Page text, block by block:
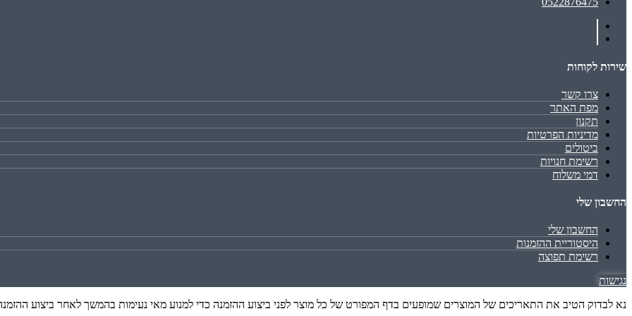
שירות לקוחות
צרו קשר
מפת האתר
תקנון
מדיניות הפרטיות
ביטולים
רשימת חנויות
דמי משלוח
החשבון שלי
החשבון שלי
היסטוריית ההזמנות
רשימת תפוצה
נגישות
נא לבדוק הטיב את התאריכים של המוצרים שמופעים בדף המפורט של כל מוצר לפני ביצוע ההזמנה כדי למנוע מאי נעימות בהמשך לאחר ביצוע